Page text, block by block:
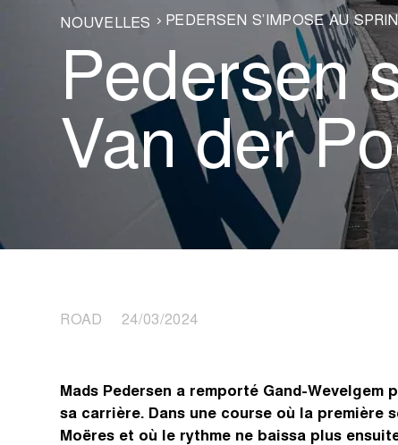
NOUVELLES PEDERSEN S’IMPOSE AU
Pedersen
Van der
ROAD 24/03/2024
Mads Pedersen a remporté Gand-Wevelgem
sa carrière. Dans une course où la première
Moëres et où le rythme ne baissa plus